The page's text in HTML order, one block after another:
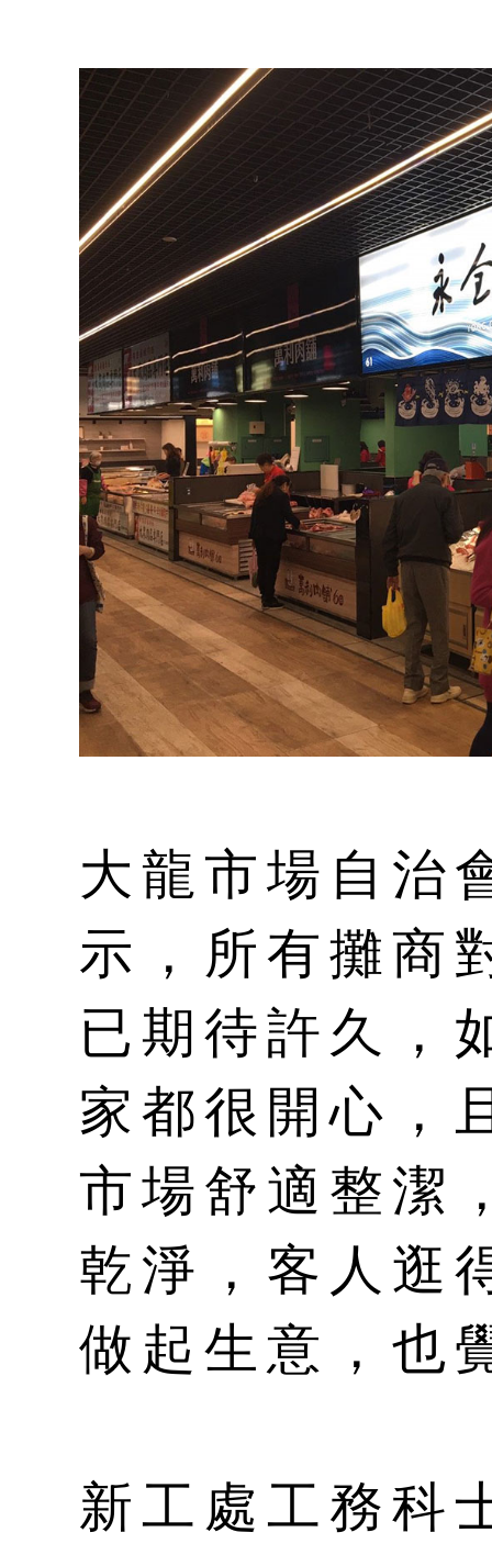
大龍市場自治
示，所有攤商
已期待許久，
家都很開心，
市場舒適整潔
乾淨，客人逛
做起生意，也
新工處工務科